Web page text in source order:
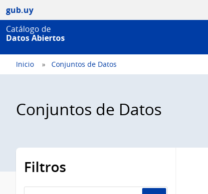
gub.uy
Catálogo de
Datos Abiertos
Inicio Conjuntos de Datos
Conjuntos de Datos
Filtros